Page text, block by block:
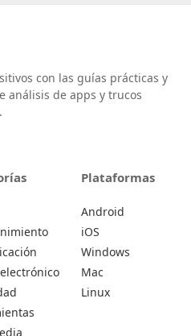
con las guías prácticas y
análisis de apps y trucos
Plataformas
Android
iOS
Windows
Mac
Linux